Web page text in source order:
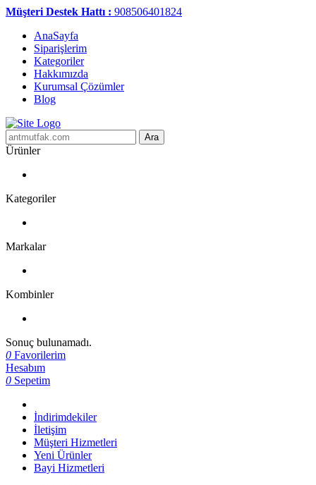
Müşteri Destek Hattı : 908506401824
AnaSayfa
Siparişlerim
Kategoriler
Hakkımızda
Kurumsal Çözümler
Blog
Ara
Ürünler
Kategoriler
Markalar
Kombinler
Sonuç bulunamadı.
0 Favorilerim
Hesabım
0 Sepetim
İndirimdekiler
İletişim
Müşteri Hizmetleri
Yeni Ürünler
Bayi Hizmetleri